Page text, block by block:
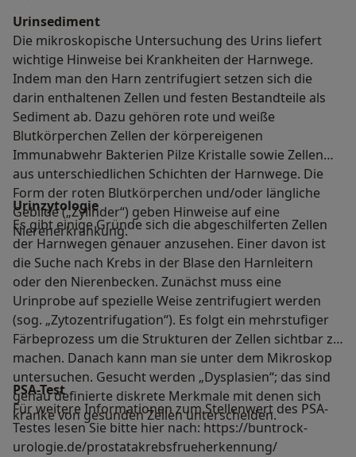
Urinsediment
Die mikroskopische Untersuchung des Urins liefert
wichtige Hinweise bei Krankheiten der Harnwege.
Indem man den Harn zentrifugiert setzen sich die
darin enthaltenen Zellen und festen Bestandteile als
Sediment ab. Dazu gehören rote und weiße
Blutkörperchen Zellen der körpereigenen
Immunabwehr Bakterien Pilze Kristalle sowie Zellen
aus unterschiedlichen Schichten der Harnwege. Die
Form der roten Blutkörperchen und/oder längliche
Gebilde („Zylinder“) geben Hinweise auf eine
Nierenerkrankung.
Urinzytologie
Es gibt einige Gründe sich die abgeschilferten Zellen
der Harnwegen genauer anzusehen. Einer davon ist
die Suche nach Krebs in der Blase den Harnleitern
oder den Nierenbecken. Zunächst muss eine
Urinprobe auf spezielle Weise zentrifugiert werden
(sog. „Zytozentrifugation“). Es folgt ein mehrstufiger
Färbeprozess um die Strukturen der Zellen sichtbar zu
machen. Danach kann man sie unter dem Mikroskop
untersuchen. Gesucht werden „Dysplasien“; das sind
genau definierte diskrete Merkmale mit denen sich
kranke von gesunden Zellen unterscheiden.
PSA-Test
Für weitere Informationen zum Stellenwert des PSA-
Testes lesen Sie bitte hier nach: https://buntrock-
urologie.de/prostatakrebsfrueherkennung/